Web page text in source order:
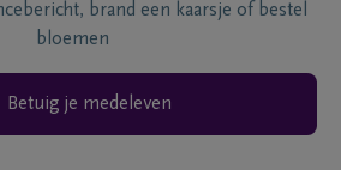
brand een kaarsje of bestel
bloemen
Betuig je medeleven